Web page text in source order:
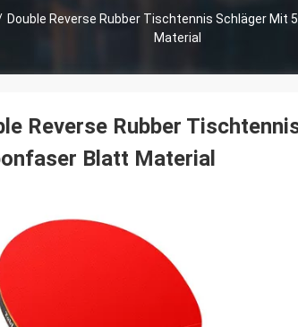
Double Reverse Rubber Tischtennis Schläger Mit
Material
Reverse Rubber
Blatt Material